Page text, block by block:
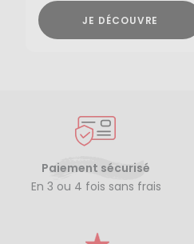
JE DÉCOUVRE
Paiement sécurisé
En 3 ou 4 fois sans frais